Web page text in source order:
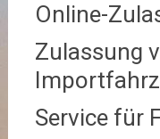
Online-
Zulassung
Service für